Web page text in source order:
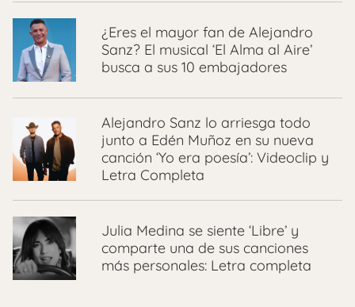
¿Eres el mayor fan de Alejandro
Sanz? El musical ‘El Alma al Aire’
busca a sus 10 embajadores
Alejandro Sanz lo arriesga todo
junto a Edén Muñoz en su nueva
canción ‘Yo era poesía’: Videoclip y
Letra Completa
Julia Medina se siente ‘Libre’ y
comparte una de sus canciones
más personales: Letra completa